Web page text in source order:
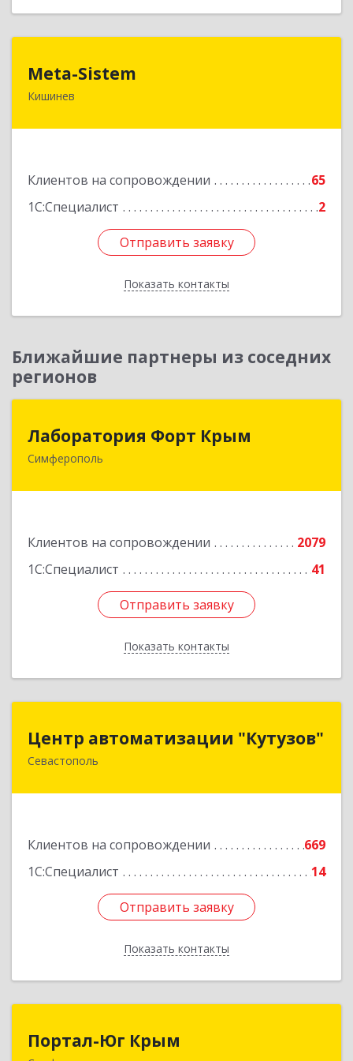
Meta-Sistem
Кишинев
Клиентов на сопровождении
65
1С:Специалист
2
Отправить заявку
Показать контакты
Республика Молдова, MD-2060, Республика
Отправить заявку
Назад
Ближайшие партнеры из соседних
регионов
Лаборатория Форт Крым
Симферополь
Клиентов на сопровождении
2079
1С:Специалист
41
Отправить заявку
Показать контакты
295034, Крым Респ, Симферополь г, Киевская
Отправить заявку
Назад
Центр автоматизации "Кутузов"
Севастополь
Клиентов на сопровождении
669
1С:Специалист
14
Отправить заявку
Показать контакты
299011, Севастополь г, Генерала Петрова ул,
Отправить заявку
Назад
Портал-Юг Крым